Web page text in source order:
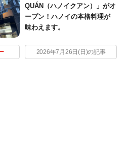
QUÁN（ハノイクアン）」がオ
ープン！ハノイの本格料理が
味わえます。
2026年7月26日(日)の記事